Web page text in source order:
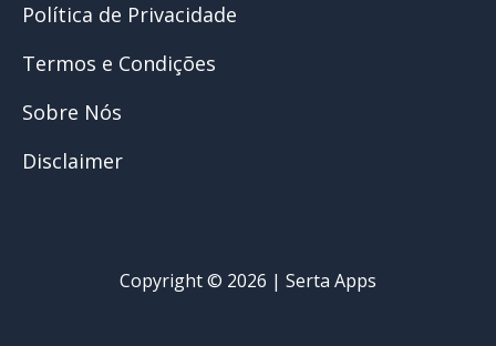
Política de Privacidade
Termos e Condições
Sobre Nós
Disclaimer
Copyright © 2026 | Serta Apps